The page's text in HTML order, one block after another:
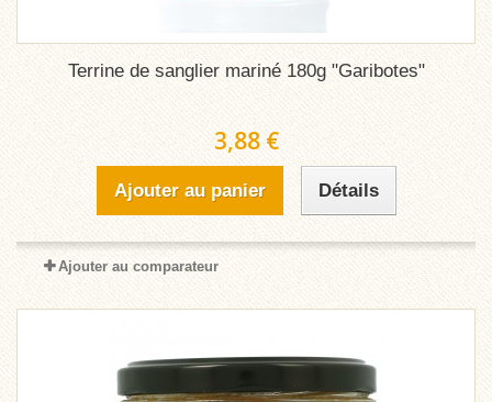
Terrine de sanglier mariné 180g "Garibotes"
3,88 €
Ajouter au panier Détails
Ajouter au comparateur